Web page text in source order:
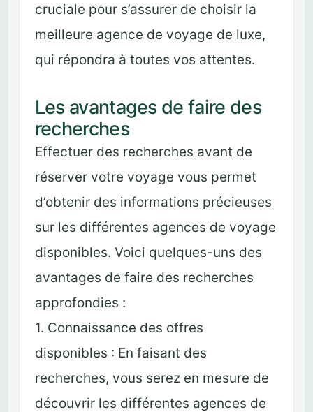
cruciale pour s’assurer de choisir la
meilleure agence de voyage de luxe,
qui répondra à toutes vos attentes.
Les avantages de faire des
recherches
Effectuer des recherches avant de
réserver votre voyage vous permet
d’obtenir des informations précieuses
sur les différentes agences de voyage
disponibles. Voici quelques-uns des
avantages de faire des recherches
approfondies :
1. Connaissance des offres
disponibles : En faisant des
recherches, vous serez en mesure de
découvrir les différentes agences de